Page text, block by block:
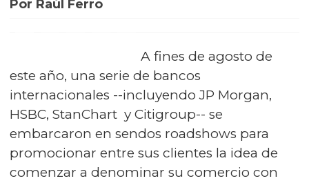
Por Raúl Ferro
A fines de agosto de
este año, una serie de bancos
internacionales --incluyendo JP Morgan,
HSBC, StanChart y Citigroup-- se
embarcaron en sendos roadshows para
promocionar entre sus clientes la idea de
comenzar a denominar su comercio con